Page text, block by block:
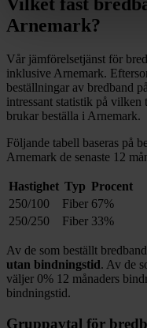
Arnemark?
Vår jämförelsetjänst för
inklusive Arnemark.
beställningar av bredband
intressant statistik på vilken
brukar beställa i Arnemark.
Följande tabell baseras på
Arnemark de senaste 12
Hastighet Typ Procent
250/100
Fiber 67%
250/250
Fiber 33%
Av de som beställt
utan bindningstid. Av de
väljer 0% 12 månaders
bindningstid.
Gruppavtal för